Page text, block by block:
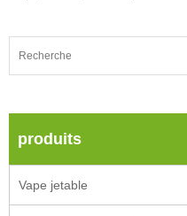
produits
Vape jetable